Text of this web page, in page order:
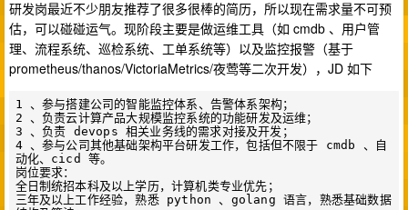
研发岗最近不少朋友推荐了很多很棒的简历，所以现在需求量不可预
估，可以碰碰运气。现阶段主要是做运维工具（如 cmdb 、用户管
理、流程系统、巡检系统、工单系统等）以及监控报警（基于
prometheus/thanos/VictoriaMetrics/夜莺等二次开发），JD 如下
1 、参与搭建公司的智能监控体系、告警体系架构；
2 、负责云计算产品大规模监控系统的功能研发及运维；
3 、负责 devops 相关业务线的需求对接及开发；
4 、参与公司其他基础架构平台研发工作，包括但不限于 cmdb 、自
动化、cicd 等。
岗位要求：
全日制统招本科及以上学历，计算机类专业优先；
三年及以上工作经验，熟悉 python 、golang 语言，熟悉基础数据